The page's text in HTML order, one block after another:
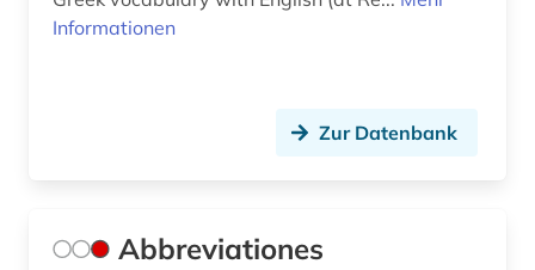
europa (4)
Informationen
Zur Datenbank
Abbreviationes